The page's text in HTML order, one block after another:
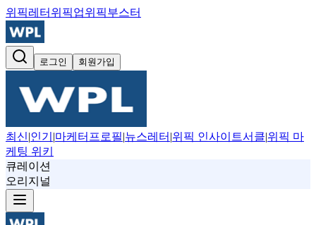
위픽레터 위픽업위픽부스터
로그인 회원가입
최신|인기 |마케터프로필|뉴스레터 |위픽 인사이트서클|위픽 마
케팅 위키
큐레이션
오리지널